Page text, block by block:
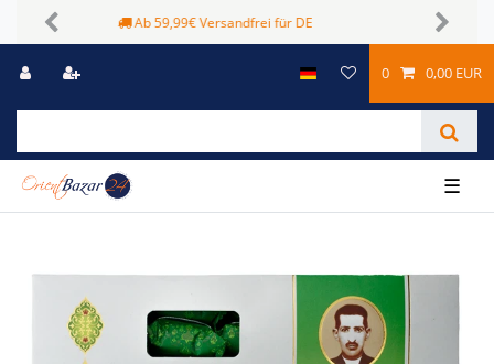
Sichere Zahlungsmöglichkeiten
Previous Next
0 0,00 EUR
☰